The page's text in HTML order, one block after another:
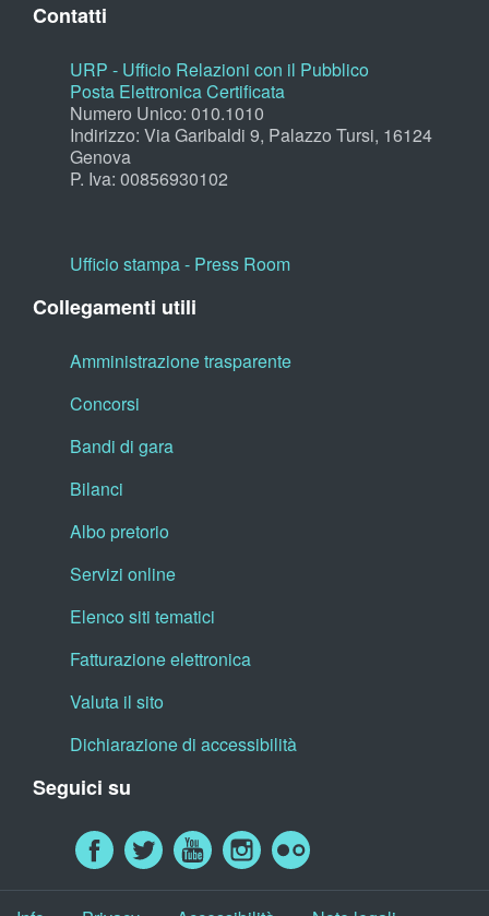
Contatti
URP - Ufficio Relazioni con il Pubblico
Posta Elettronica Certificata
Numero Unico: 010.1010
Indirizzo: Via Garibaldi 9, Palazzo Tursi, 16124
Genova
P. Iva: 00856930102
Ufficio stampa - Press Room
Collegamenti utili
Amministrazione trasparente
Concorsi
Bandi di gara
Bilanci
Albo pretorio
Servizi online
Elenco siti tematici
Fatturazione elettronica
Valuta il sito
Dichiarazione di accessibilità
Seguici su